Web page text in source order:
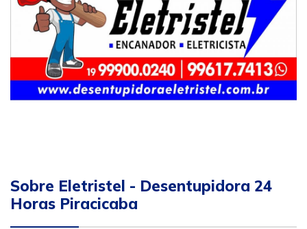
Sobre Eletristel - Desentupidora 24
Horas Piracicaba